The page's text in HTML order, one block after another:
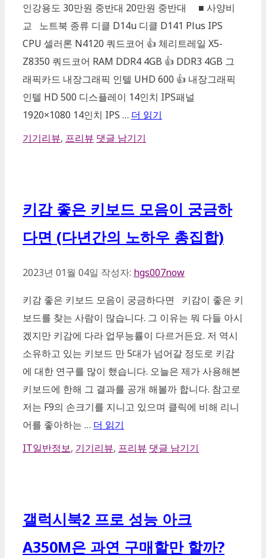
인강용도 30만원 중반대 20만원 중반대 ■ 사양비
교 노트북 종류 디클 D14u 디클 D141 Plus IPS
CPU 셀러론 N4120 쿼드코어 👍 체리트레일 X5-
Z8350 쿼드코어 RAM DDR4 4GB 👍 DDR3 4GB 그
래픽카드 내장그래픽 인텔 UHD 600 👍 내장그래픽
인텔 HD 500 디스플레이 14인치 IPS패널
1920×1080 14인치 IPS … 더 읽기
카
기기리뷰, 프리뷰 댓글 남기기
키감 좋은 키보드 모음이 궁금하
다면 (다년간의 노하우 총집합)
2023년 01월 04일 작성자: hgs007now
키감 좋은 키보드 모음이 궁금하다면 키감이 좋은 키
보드를 찾는 사람이 많습니다. 그 이유는 뭐 다들 아시
겠지만 키감에 다라 업무능률이 다르거든요. 저 역시
소유하고 있는 키보드 만 5대가 넘어갈 정도로 키감
에 대한 연구를 많이 했습니다. 오늘은 제가 사용해본
키보드에 한해 그 결과를 공개 해볼까 합니다. 참고로
저는 F9의 손크기를 지니고 있으며 클릭에 비해 리니
어를 좋아하는 … 더 읽기
카
IT일반정보, 기기리뷰, 프리뷰 댓글 남기기
갤럭시북2 프로 성능 아크
A350M은 과연 구매할만 할까?